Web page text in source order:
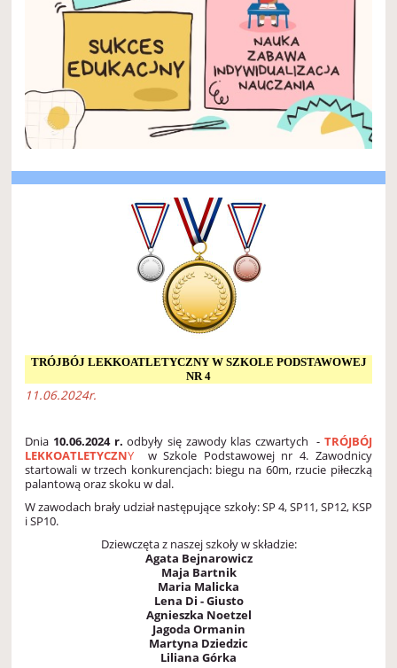
TRÓJBÓJ LEKKOATLETYCZNY W SZKOLE PODSTAWOWEJ
NR 4
11.06.2024r.
Dnia 10.06.2024 r. odbyły się zawody klas czwartych - TRÓJBÓJ
LEKKOATLETYCZNY w Szkole Podstawowej nr 4. Zawodnicy
startowali w trzech konkurencjach: biegu na 60m, rzucie piłeczką
palantową oraz skoku w dal.
W zawodach brały udział następujące szkoły: SP 4, SP11, SP12, KSP
i SP10.
Dziewczęta z naszej szkoły w składzie:
Agata Bejnarowicz
Maja Bartnik
Maria Malicka
Lena Di - Giusto
Agnieszka Noetzel
Jagoda Ormanin
Martyna Dziedzic
Liliana Górka